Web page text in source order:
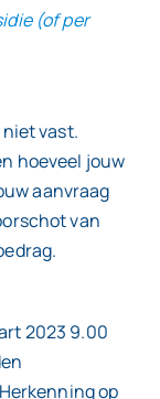
(of per
vast.
hoeveel jouw
aanvraag
van
2023 9.00
op